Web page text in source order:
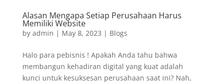
Alasan Mengapa Setiap Perusahaan Harus
Memiliki Website
by admin | May 8, 2023 | Blogs
Halo para pebisnis ! Apakah Anda tahu bahwa
membangun kehadiran digital yang kuat adalah
kunci untuk kesuksesan perusahaan saat ini? Nah,